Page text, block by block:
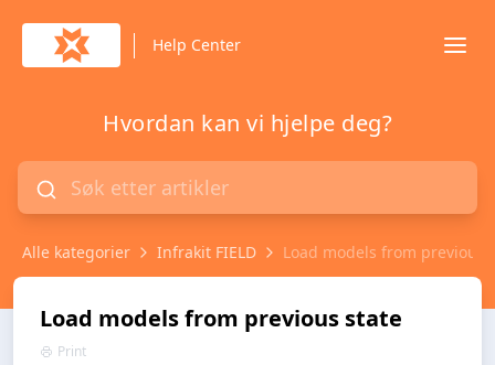
Help Center
Hvordan kan vi hjelpe deg?
Alle kategorier Infrakit FIELD Load models from previous
Load models from previous state
Print